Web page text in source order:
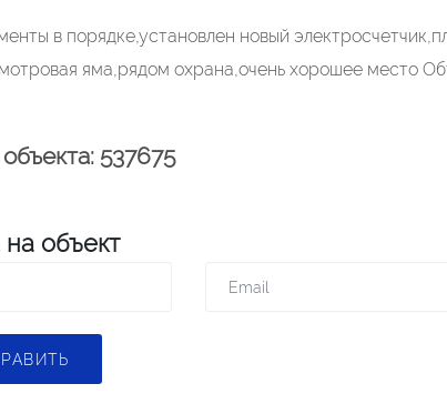
в порядке,установлен новый
яма,рядом охрана,очень хорошее место
537675
на объект